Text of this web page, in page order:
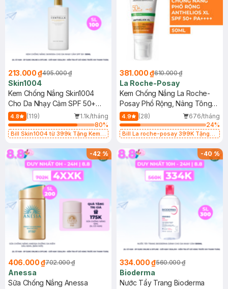
213.000 ₫495.000 ₫
Skin1004
Kem Chống Nắng Skin1004
Cho Da Nhạy Cảm SPF 50+
50ml
4.8 (119)
1.1k/tháng
80%
Bill Skin1004 từ 399k Tặng Kem
SPF 50+ 20ml (SL Có Hạn)
381.000 ₫610.000 ₫
La Roche-Posay
Kem Chống Nắng La Roche-
Posay Phổ Rộng, Nâng Tông
Kiềm Dầu 50ml
4.9 (28)
676/tháng
24%
Bill La roche-posay 399K Tặng
(SL có hạn)
-42%
406.000 ₫702.000 ₫
Anessa
Sữa Chống Nắng Anessa
-40%
334.000 ₫560.000 ₫
Bioderma
Nước Tẩy Trang Bioderma